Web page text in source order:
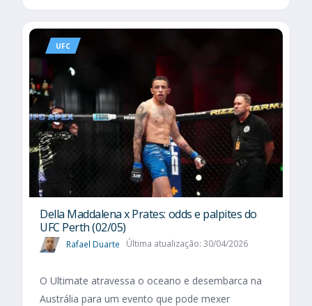
UFC
Della Maddalena x Prates: odds e palpites do
UFC Perth (02/05)
Rafael Duarte Última atualização: 30/04/2026
O Ultimate atravessa o oceano e desembarca na
Austrália para um evento que pode mexer